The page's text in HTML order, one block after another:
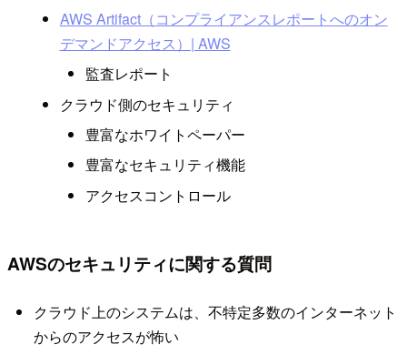
AWS Artifact（コンプライアンスレポートへのオン
デマンドアクセス）| AWS
監査レポート
クラウド側のセキュリティ
豊富なホワイトペーパー
豊富なセキュリティ機能
アクセスコントロール
AWSのセキュリティに関する質問
クラウド上のシステムは、不特定多数のインターネット
からのアクセスが怖い